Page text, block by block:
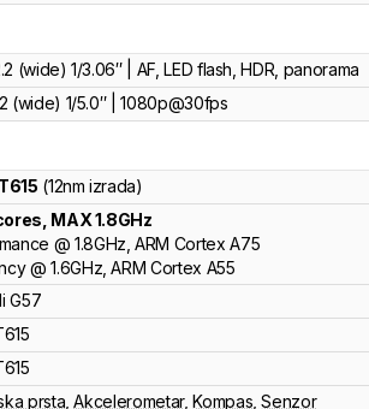
(wide) 1/3.06″ | AF, LED flash, HDR, panorama
(wide) 1/5.0″ | 1080p@30fps
T615 (12nm izrada)
, MAX1.8GHz
@ 1.8GHz,ARM Cortex A75
@ 1.6GHz,ARM Cortex A55
G57
prsta ,Akcelerometar,Kompas ,Senzor